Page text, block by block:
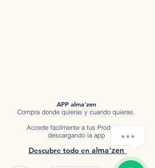
APP alma'zen
Compra donde quieras y cuando quieras.
Accede fácilmente a tus Productos
descargando la app
Descubre todo en a lma'zen
1